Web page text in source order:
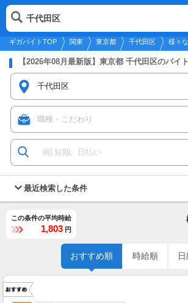
2026年8月7日更新
ギガバイトTOP 関東 東京都 千代田区 様々
千代田区
【2026年08月最新版】東京都 千代田区のバイト・アルバイト・
千代田区
職種・こだわり
最近検索した条件
この条件の平均時給
1,803 円
おすすめ順 時給順